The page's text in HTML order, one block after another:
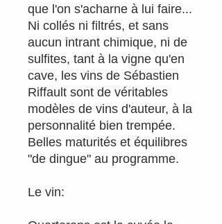
que l'on s'acharne à lui faire...
Ni collés ni filtrés, et sans
aucun intrant chimique, ni de
sulfites, tant à la vigne qu'en
cave, les vins de Sébastien
Riffault sont de véritables
modèles de vins d'auteur, à la
personnalité bien trempée.
Belles maturités et équilibres
"de dingue" au programme.
Le vin: